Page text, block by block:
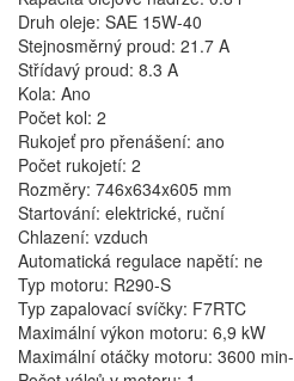
Druh oleje: SAE 15W-40
Stejnosměrný proud: 21.7 A
Střídavý proud: 8.3 A
Kola: Ano
Počet kol: 2
Rukojeť pro přenášení: ano
Počet rukojetí: 2
Rozměry: 746x634x605 mm
Startování: elektrické, ruční
Chlazení: vzduch
Automatická regulace napětí: ne
Typ motoru: R290-S
Typ zapalovací svíčky: F7RTC
Maximální výkon motoru: 6,9 kW
Maximální otáčky motoru: 3600 min-